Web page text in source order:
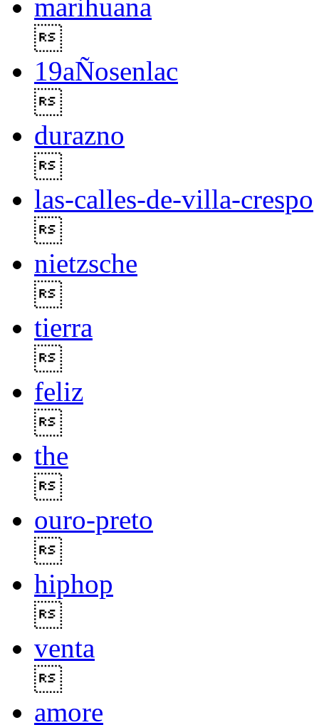
marihuana
19aÑosenlac
durazno
las-calles-de-villa-crespo
nietzsche
tierra
feliz
the
ouro-preto
hiphop
venta
amore